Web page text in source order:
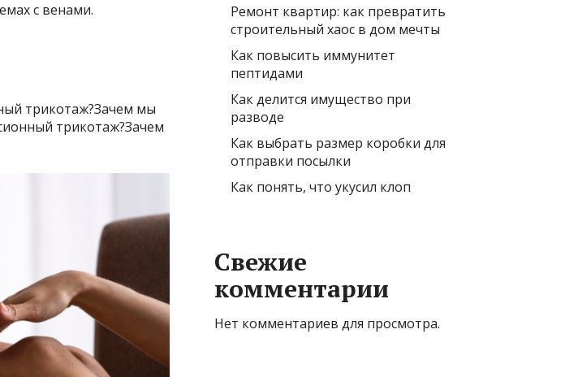
с венами.
трикотаж?Зачем мы
трикотаж?Зачем
Ремонт квартир: как превратить
строительный хаос в дом мечты
Как повысить иммунитет
пептидами
Как делится имущество при
разводе
Как выбрать размер коробки для
отправки посылки
Как понять, что укусил клоп
Свежие
комментарии
Нет комментариев для просмотра.